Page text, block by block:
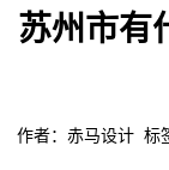
苏州市有
作者：赤马设计 标